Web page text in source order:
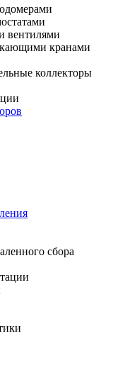
вентилями
кранами
коллекторы
сбора